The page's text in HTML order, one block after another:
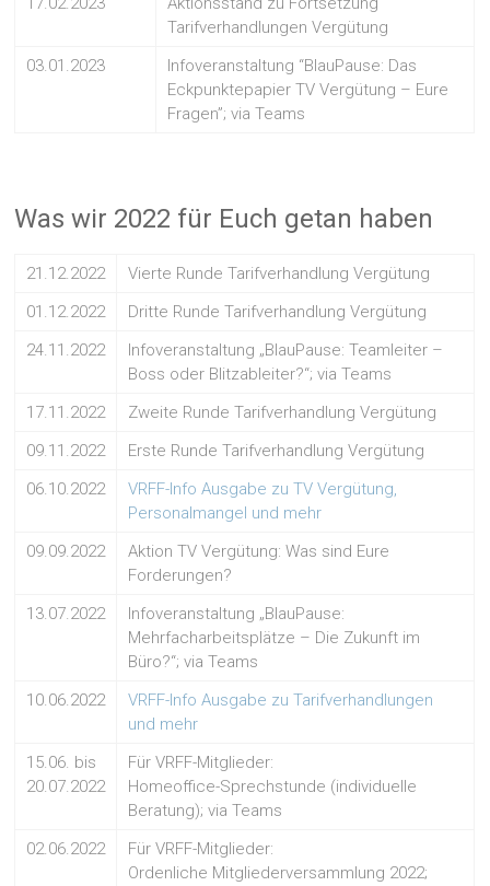
Tarifverhandlungen Vergütung
03.01.2023
Infoveranstaltung “BlauPause: Das
Eckpunktepapier TV Vergütung – Eure
Fragen”; via Teams
Was wir 2022 für Euch getan haben
21.12.2022
Vierte Runde Tarifverhandlung Vergütung
01.12.2022
Dritte Runde Tarifverhandlung Vergütung
24.11.2022
Infoveranstaltung „BlauPause: Teamleiter –
Boss oder Blitzableiter?“; via Teams
17.11.2022
Zweite Runde Tarifverhandlung Vergütung
09.11.2022
Erste Runde Tarifverhandlung Vergütung
06.10.2022
VRFF-Info Ausgabe zu TV Vergütung,
Personalmangel und mehr
09.09.2022
Aktion TV Vergütung: Was sind Eure
Forderungen?
13.07.2022
Infoveranstaltung „BlauPause:
Mehrfacharbeitsplätze – Die Zukunft im
Büro?“; via Teams
10.06.2022
VRFF-Info Ausgabe zu Tarifverhandlungen
und mehr
15.06. bis
20.07.2022
Für VRFF-Mitglieder:
Homeoffice-Sprechstunde (individuelle
Beratung); via Teams
02.06.2022
Für VRFF-Mitglieder:
Ordenliche Mitgliederversammlung 2022;